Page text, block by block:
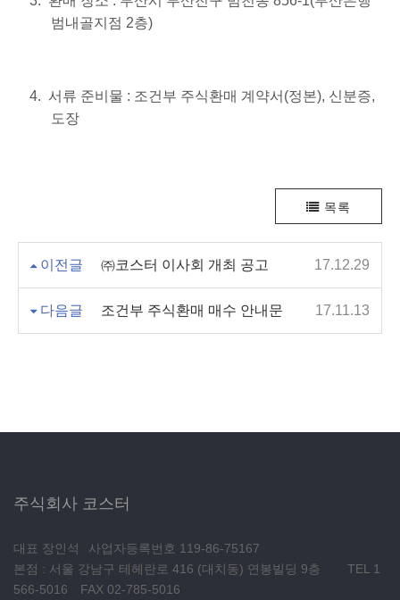
범내골지점 2층)
4. 서류 준비물 : 조건부 주식환매 계약서 (정본), 신분증,
도장
목록
이전글 ㈜코스터 이사회 개최 공고 17.12.29
다음글 조건부 주식환매 매수 안내문 17.11.13
주식회사 코스터
대표 장인석
사업자등록번호 119-86-75167
본점 : 서울 강남구 테헤란로 416 (대치동) 연봉빌딩 9층
TEL 1
566-5016
FAX 02-785-5016